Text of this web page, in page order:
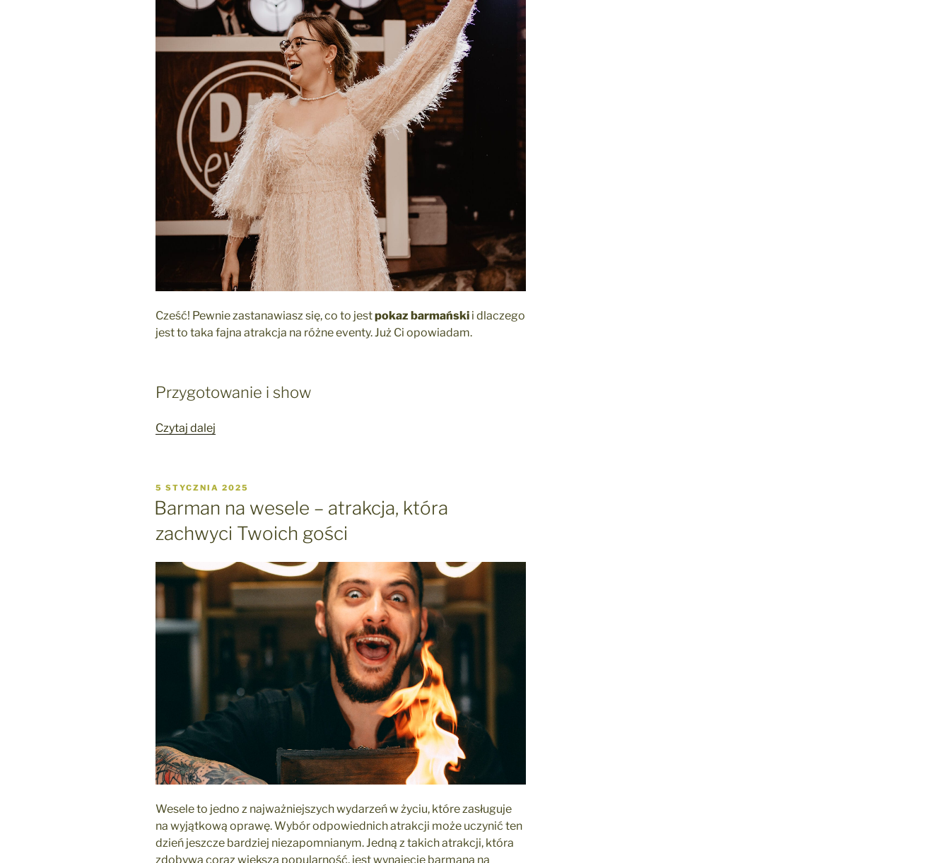
Cześć! Pewnie zastanawiasz się, co to jestpokaz barmański i dlaczego
jest to taka fajna atrakcja na różne eventy. Już Ci opowiadam.
Przygotowanie i show
Czytaj dalej
show
pełne
energii
smaku”
OPUBLIKOWANE
5 STYCZNIA 2025
Barman na wesele – atrakcja, która
zachwyci Twoich gości
Wesele to jedno z najważniejszych wydarzeń w życiu, które zasługuje
na wyjątkową oprawę. Wybór odpowiednich atrakcji może uczynić ten
dzień jeszcze bardziej niezapomnianym. Jedną z takich atrakcji, która
zdobywa coraz większą popularność, jest wynajęcie barmana na